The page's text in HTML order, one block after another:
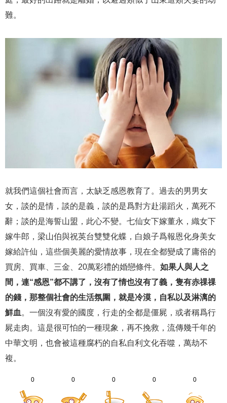
難。
就我們這個社會而言，太缺乏感恩教育了。過去的男男女
女，談的是情，談的是義，談的是爲對方赴湯蹈火，萬死不
辭；談的是海誓山盟，此心不變。七仙女下嫁董永，織女下
嫁牛郎，梁山伯與祝英台雙雙化蝶，白娘子爲報恩化身美女
嫁給許仙，這些個美麗的愛情故事，現在全都變成了庸俗的
買房、買車、三金、20萬彩禮的婚戀條件。 如果人與人之
間，連“感恩”都不講了，沒有了情也沒有了義，隻有赤祼祼
的錢，那整個社會的生活氛圍，就是冷漠，自私以及淋漓的
鮮血 。一個沒有愛的國度，行走的全都是僵屍，或者稱爲行
屍走肉。這是很可怕的一種現象，再不挽救，流傳幾千年的
中華文明，也會被這種腐朽的自私自利文化吞噬，萬劫不
複。
0 0 0 0 0